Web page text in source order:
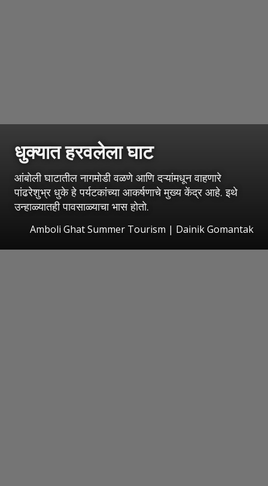
धुक्यात हरवलेला घाट
आंबोली घाटातील नागमोडी वळणे आणि दऱ्यांमधून वाहणारे
पांढरेशुभ्र धुके हे पर्यटकांच्या आकर्षणाचे मुख्य केंद्र आहे. इथे
उन्हाळ्यातही पावसाळ्याचा भास होतो.
Amboli Ghat Summer Tourism | Dainik Gomantak